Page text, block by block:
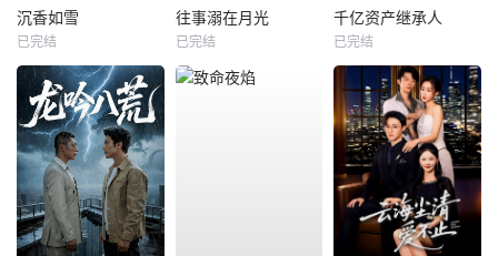
沉香如雪
已完结
往事溺在月光
已完结
千亿资产继承人
已完结